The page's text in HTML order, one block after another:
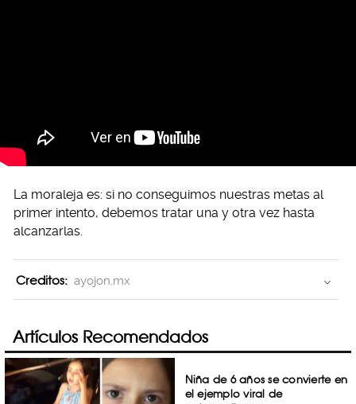
La moraleja es: si no conseguimos nuestras metas al
primer intento, debemos tratar una y otra vez hasta
alcanzarlas.
Creditos: ayojon.mx
Artículos Recomendados
Niña de 6 años se convierte en
el ejemplo viral de